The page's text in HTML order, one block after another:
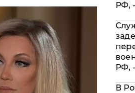
РФ,
РФ,
В